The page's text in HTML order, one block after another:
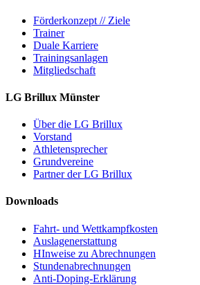
Förderkonzept // Ziele
Trainer
Duale Karriere
Trainingsanlagen
Mitgliedschaft
LG Brillux Münster
Über die LG Brillux
Vorstand
Athletensprecher
Grundvereine
Partner der LG Brillux
Downloads
Fahrt- und Wettkampfkosten
Auslagenerstattung
HInweise zu Abrechnungen
Stundenabrechnungen
Anti-Doping-Erklärung